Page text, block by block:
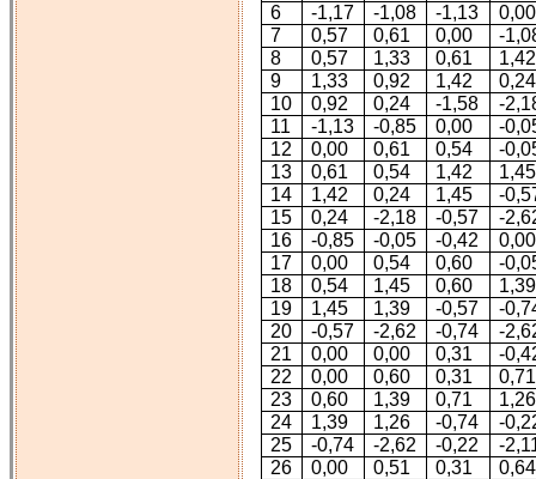
6 -1,17 -1,08 -1,13
0,00
7
0,57 0,61 0,00
-
8
0,57 1,33 0,61
1,42
9
1,33 0,92 1,42
0,24
10
0,92 0,24 -1,58
-
11
-1,13 -0,85 0,00
-
12
0,00 0,61 0,54
-
13
0,61 0,54 1,42
1,45
14
1,42 0,24 1,45
-
15
0,24 -2,18 -0,57
-
16
-0,85 -0,05 -0,42
0,00
17
0,00 0,54 0,60
-
18
0,54 1,45 0,60
1,39
19
1,45 1,39 -0,57
-
20
-0,57 -2,62 -0,74
-
21
0,00 0,00 0,31
-
22
0,00 0,60 0,31
0,71
23
0,60 1,39 0,71
1,26
24
1,39 1,26 -0,74
-
25
-0,74 -2,62 -0,22
-
26
0,00 0,51 0,31 0,64